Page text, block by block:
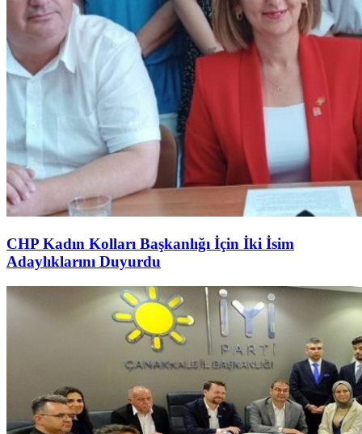
CHP Kadın Kolları Başkanlığı İçin İki İsim
Adaylıklarını Duyurdu